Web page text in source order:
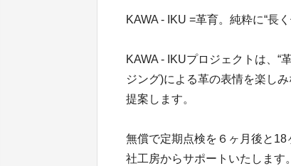
KAWA - IKU =革育。純粋に“長
KAWA - IKUプロジェクトは、“
ジング)による革の表情を楽し
提案します。
無償で定期点検を６ヶ月後と
社工房からサポートいたします。